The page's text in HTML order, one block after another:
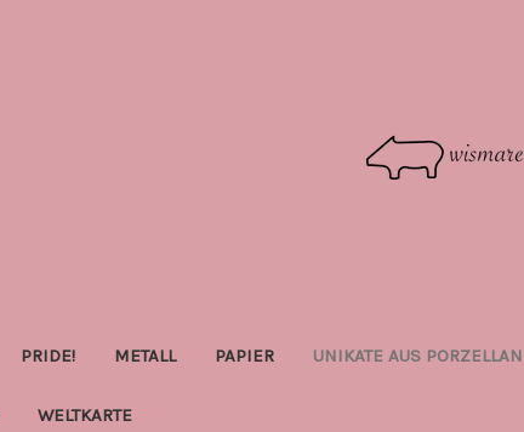
PRIDE! METALL PAPIER UNIKATE AUS
WELTKARTE